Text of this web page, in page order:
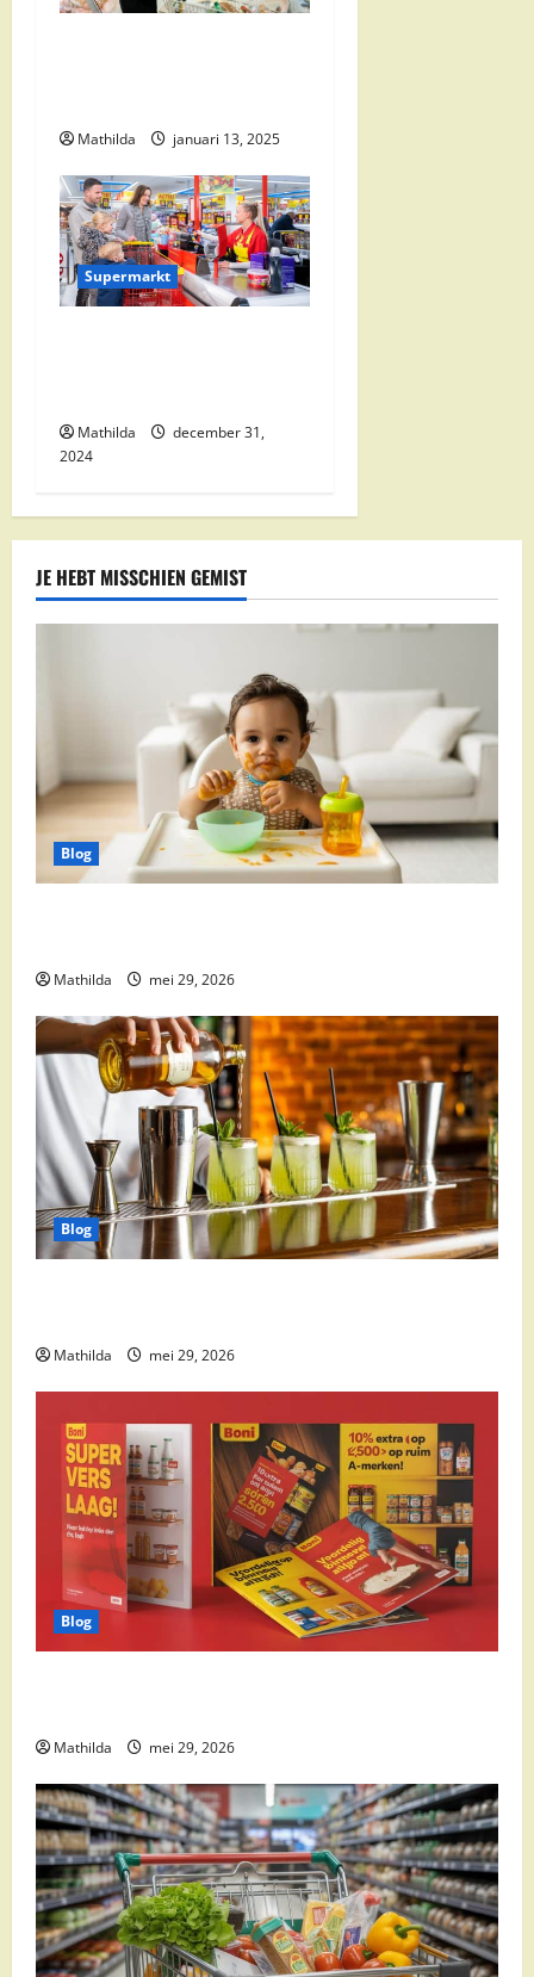
Mathilda januari 13, 2025
Supermarkt
Mathilda
december 31,
2024
JE HEBT MISSCHIEN GEMIST
Blog
Mathilda mei 29, 2026
Blog
Mathilda mei 29, 2026
Blog
Mathilda mei 29, 2026